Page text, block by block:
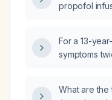
propofol
For a 13-
symptoms
according to
What are